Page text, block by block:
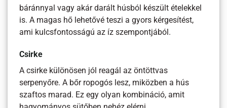
báránnyal vagy akár darált húsból készült ételekkel
is. A magas hő lehetővé teszi a gyors kérgesítést,
ami kulcsfontosságú az íz szempontjából.
Csirke
A csirke különösen jól reagál az öntöttvas
serpenyőre. A bőr ropogós lesz, miközben a hús
szaftos marad. Ez egy olyan kombináció, amit